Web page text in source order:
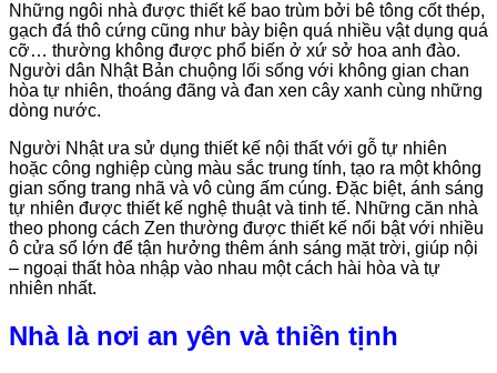
Những ngôi nhà được thiết kế bao trùm bởi bê tông cốt thép,
gạch đá thô cứng cũng như bày biện quá nhiều vật dụng quá
cỡ… thường không được phổ biến ở xứ sở hoa anh đào.
Người dân Nhật Bản chuộng lối sống với không gian chan
hòa tự nhiên, thoáng đãng và đan xen cây xanh cùng những
dòng nước.
Người Nhật ưa sử dụng thiết kế nội thất với gỗ tự nhiên
hoặc công nghiệp cùng màu sắc trung tính, tạo ra một không
gian sống trang nhã và vô cùng ấm cúng. Đặc biệt, ánh sáng
tự nhiên được thiết kế nghệ thuật và tinh tế. Những căn nhà
theo phong cách Zen thường được thiết kế nổi bật với nhiều
ô cửa sổ lớn để tận hưởng thêm ánh sáng mặt trời, giúp nội
– ngoại thất hòa nhập vào nhau một cách hài hòa và tự
nhiên nhất.
Nhà là nơi an yên và thiền tịnh